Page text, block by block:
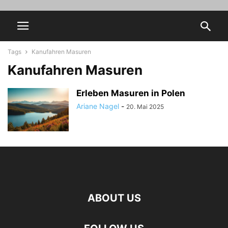
Tags Kanufahren Masuren
Kanufahren Masuren
Erleben Masuren in Polen
Ariane Nagel - 20. Mai 2025
ABOUT US